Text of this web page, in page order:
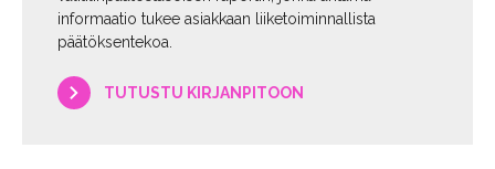
informaatio tukee asiakkaan liiketoiminnallista
päätöksentekoa.
TUTUSTU KIRJANPITOON